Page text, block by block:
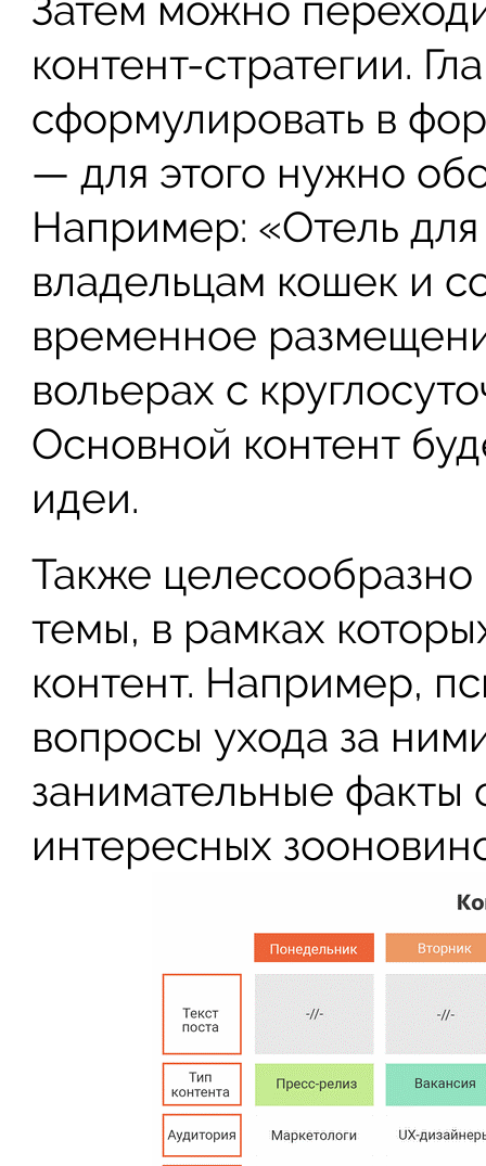
контент-стратегии.
сформулировать в
— для этого нужно
Например: «Отель
владельцам кошек и
временное
вольерах с
Основной контент
идеи.
Также
темы, в рамках
контент. Например,
вопросы ухода за
занимательные
интересных